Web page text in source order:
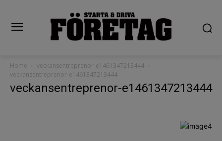
Home
veckansentreprenor-e1461347213444
veckansentreprenor-e1461347213444
veckansentreprenor-e1461347213444